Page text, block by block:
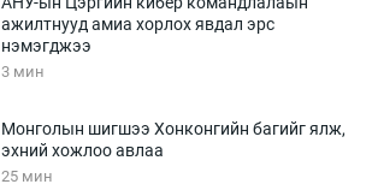
ажилтнууд амиа хорлох явдал эрс
нэмэгджээ
3 мин
Монголын шигшээ Хонконгийн багийг ялж,
эхний хожлоо авлаа
25 мин